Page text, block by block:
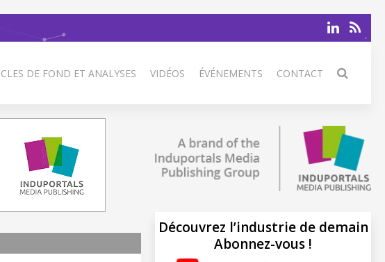
DE FOND ET ANALYSES VIDÉOS ÉVÉNEMENTS CONTACT
Découvrez l’industrie de demain
Abonnez-vous !